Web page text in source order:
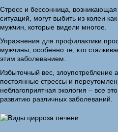
Стресс и бессонница, возникающая
ситуаций, могут выбить из колеи
мужчин, которые видели многое.
Упражнения для профилактики
мужчины, особенно те, кто
этим заболеванием.
Избыточный вес, злоупотребление
постоянные стрессы и
неблагоприятная экология – все
развитию различных заболеваний.